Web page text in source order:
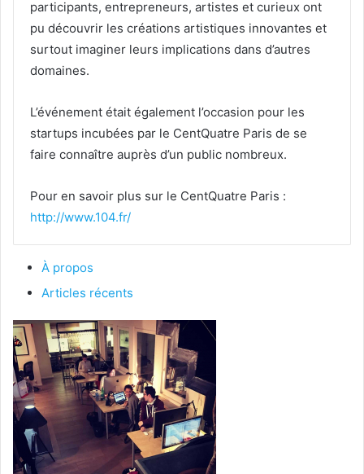
participants, entrepreneurs, artistes et curieux ont
pu découvrir les créations artistiques innovantes et
surtout imaginer leurs implications dans d’autres
domaines.
L’événement était également l’occasion pour les
startups incubées par le CentQuatre Paris de se
faire connaître auprès d’un public nombreux.
Pour en savoir plus sur le CentQuatre Paris :
http://www.104.fr/
À propos
Articles récents